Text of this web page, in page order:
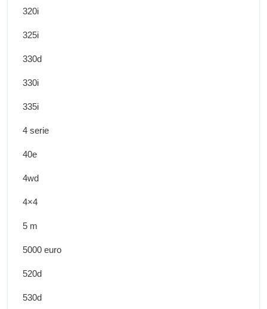
320i
325i
330d
330i
335i
4 serie
40e
4wd
4×4
5 m
5000 euro
520d
530d